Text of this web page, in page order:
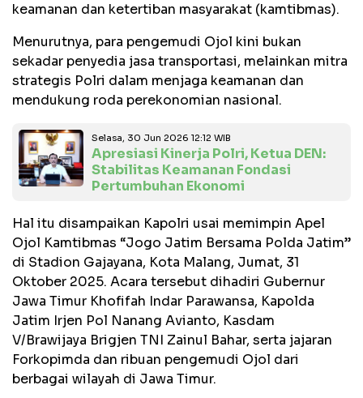
keamanan dan ketertiban masyarakat (kamtibmas).
Menurutnya, para pengemudi Ojol kini bukan
sekadar penyedia jasa transportasi, melainkan mitra
strategis Polri dalam menjaga keamanan dan
mendukung roda perekonomian nasional.
Selasa, 30 Jun 2026 12:12 WIB
Apresiasi Kinerja Polri, Ketua DEN:
Stabilitas Keamanan Fondasi
Pertumbuhan Ekonomi
Hal itu disampaikan Kapolri usai memimpin Apel
Ojol Kamtibmas “Jogo Jatim Bersama Polda Jatim”
di Stadion Gajayana, Kota Malang, Jumat, 31
Oktober 2025. Acara tersebut dihadiri Gubernur
Jawa Timur Khofifah Indar Parawansa, Kapolda
Jatim Irjen Pol Nanang Avianto, Kasdam
V/Brawijaya Brigjen TNI Zainul Bahar, serta jajaran
Forkopimda dan ribuan pengemudi Ojol dari
berbagai wilayah di Jawa Timur.